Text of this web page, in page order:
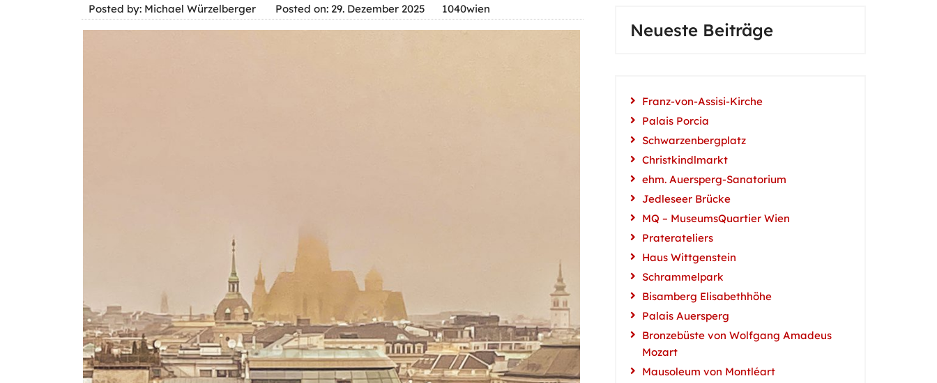
Posted by: Michael Würzelberger Posted on: 29. Dezember 2025 1040wien
Neueste Beiträge
Franz-von-Assisi-Kirche
Palais Porcia
Schwarzenbergplatz
Christkindlmarkt
ehm. Auersperg-Sanatorium
Jedleseer Brücke
MQ – MuseumsQuartier Wien
Praterateliers
Haus Wittgenstein
Schrammelpark
Bisamberg Elisabethhöhe
Palais Auersperg
Bronzebüste von Wolfgang Amadeus
Mozart
Mausoleum von Montléart